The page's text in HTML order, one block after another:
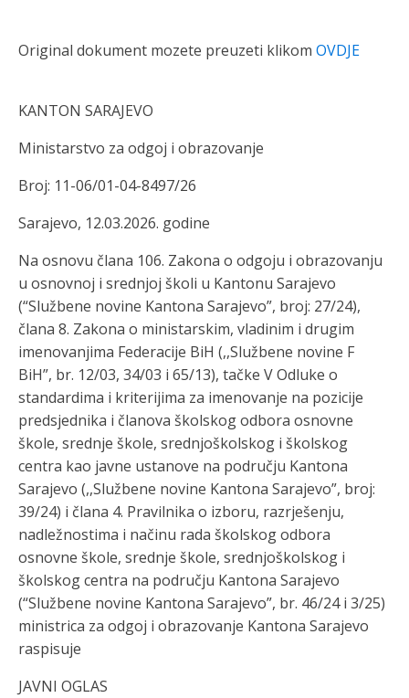
Original dokument mozete preuzeti klikom OVDJE
KANTON SARAJEVO
Ministarstvo za odgoj i obrazovanje
Broj: 11-06/01-04-8497/26
Sarajevo, 12.03.2026. godine
Na osnovu člana 106. Zakona o odgoju i obrazovanju
u osnovnoj i srednjoj školi u Kantonu Sarajevo
(“Službene novine Kantona Sarajevo”, broj: 27/24),
člana 8. Zakona o ministarskim, vladinim i drugim
imenovanjima Federacije BiH (,,Službene novine F
BiH”, br. 12/03, 34/03 i 65/13), tačke V Odluke o
standardima i kriterijima za imenovanje na pozicije
predsjednika i članova školskog odbora osnovne
škole, srednje škole, srednjoškolskog i školskog
centra kao javne ustanove na području Kantona
Sarajevo (,,Službene novine Kantona Sarajevo”, broj:
39/24) i člana 4. Pravilnika o izboru, razrješenju,
nadležnostima i načinu rada školskog odbora
osnovne škole, srednje škole, srednjoškolskog i
školskog centra na području Kantona Sarajevo
(“Službene novine Kantona Sarajevo”, br. 46/24 i 3/25)
ministrica za odgoj i obrazovanje Kantona Sarajevo
raspisuje
JAVNI OGLAS